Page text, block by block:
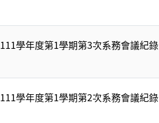
111學年度第1學期第3次系務會議紀錄
111學年度第1學期第2次系務會議紀錄